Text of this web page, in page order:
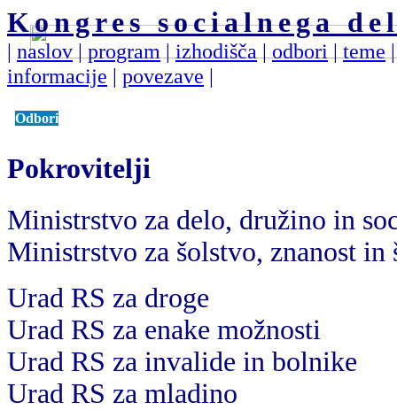
Kongres socialnega
| naslov | program | izhodišča | odbori | teme
informacije | povezave |
Odbori
Pokrovitelji
Ministrstvo za delo, družino in
Ministrstvo za šolstvo, znanost in
Urad RS za droge
Urad RS za enake možnosti
Urad RS za invalide in bolnike
Urad RS za mladino